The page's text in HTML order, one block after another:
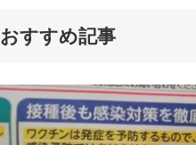
おすすめ記事